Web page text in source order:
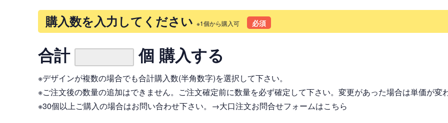
購入数を入力してください ※1個から購入可 必須
合計 個 購入する
※デザインが複数の場合でも合計購入数(半角数字)を選択して下さい。
※ご注文後の数量の追加はできません。ご注文確定前に数量を必ず確定して下さい。変更があった場合は単価が変
※30個以上ご購入の場合はお問い合わせ下さい。 →大口注文お問合せフォームはこちら